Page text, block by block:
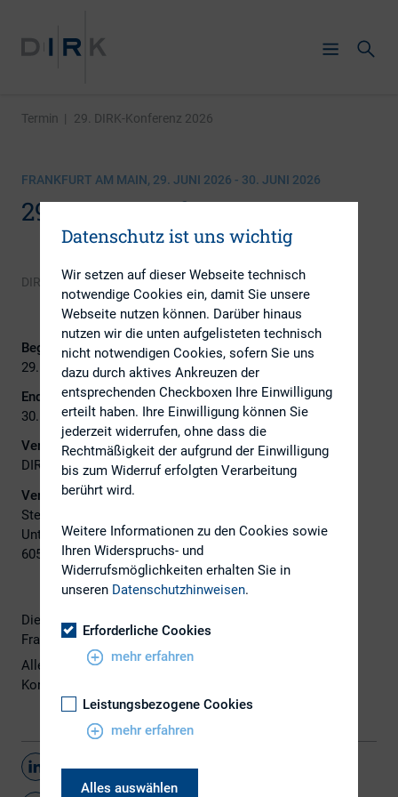
Termin | 29. DIRK-Konferenz 2026
FRANKFURT AM MAIN, 29. JUNI 2026 - 30. JUNI 2026
29. DIRK-Konferenz 2026
DIRK
Beginn:
29. Juni 2026
Ende:
30. Juni 2026
Veranstalter:
DIRK
Veranstaltungsort:
Steigenberger Airport Hotel Frankfurt
Unterschweinstiege 16
60549 Frankfurt am Main
Die 29. DIRK-Konferenz findet am 29. und 30. Juni 2026 in
Frankfurt am Main statt.
Alle wichtigen Informationen finden Sie
Konferenzseite.
Teilen
Datenschutz ist uns wichtig
Wir setzen auf dieser Webseite technisch
notwendige Cookies ein, damit Sie unsere
Webseite nutzen können. Darüber hinaus
nutzen wir die unten aufgelisteten technisch
nicht notwendigen Cookies, sofern Sie uns
dazu durch aktives Ankreuzen der
entsprechenden Checkboxen Ihre Einwilligung
erteilt haben. Ihre Einwilligung können Sie
jederzeit widerrufen, ohne dass die
Rechtmäßigkeit der aufgrund der Einwilligung
bis zum Widerruf erfolgten Verarbeitung
berührt wird.
Weitere Informationen zu den Cookies sowie
Ihren Widerspruchs- und
Widerrufsmöglichkeiten erhalten Sie in
unseren Datenschutzhinweisen.
Erforderliche Cookies
mehr erfahren
Leistungsbezogene Cookies
mehr erfahren
Alles auswählen